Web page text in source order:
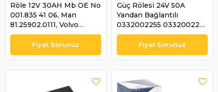
Röle 12V 30AH Mb OE No
001.835 41 06, Man
81.25902.0111, Volvo
872300, Lada 2121.374
7210 00, Porsche 911.799
613 56, Fıat&lanc | BOSCH
Güç Rölesi 24V 50A
Yandan Bağlantılı
0332002255 0332002255
0332002250 | BOSCH
0332002255